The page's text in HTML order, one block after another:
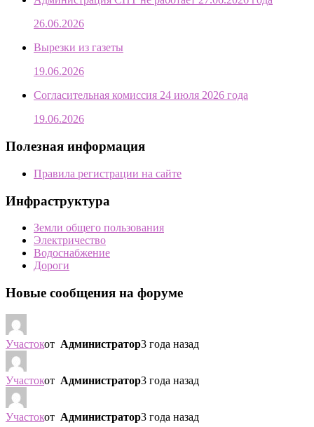
26.06.2026
Вырезки из газеты
19.06.2026
Согласительная комиссия 24 июля 2026 года
19.06.2026
Полезная информация
Правила регистрации на сайте
Инфраструктура
Земли общего пользования
Электричество
Водоснабжение
Дороги
Новые сообщения на форуме
Участокот Администратор3 года назад
Участокот Администратор3 года назад
Участокот Администратор3 года назад